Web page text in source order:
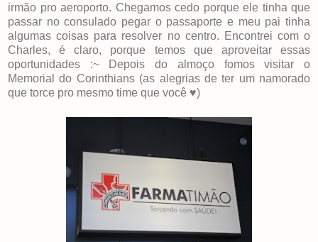
irmão pro aeroporto. Chegamos cedo porque ele tinha que
passar no consulado pegar o passaporte e meu pai tinha
algumas coisas para resolver no centro. Encontrei com o
Charles, é claro, porque temos que aproveitar essas
oportunidades :~ Depois do almoço fomos visitar o
Memorial do Corinthians (as alegrias de ter um namorado
que torce pro mesmo time que você ♥)